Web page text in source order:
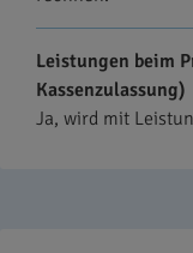
Leistungen beim
Kassenzulassung)
Ja, wird mit